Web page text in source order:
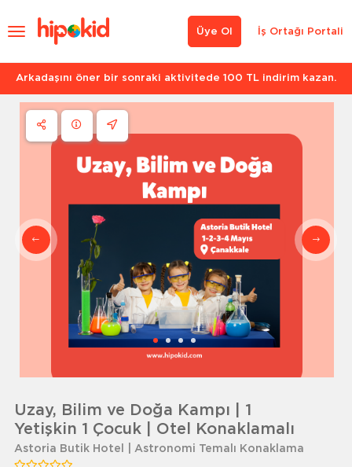
İş Ortağı Portali
Üye Ol
Arkadaşını öner bir sonraki aktivitede 100 TL indirim kazan.
Uzay, Bilim ve Doğa Kampı | 1
Yetişkin 1 Çocuk | Otel Konaklamalı
Astoria Butik Hotel | Astronomi Temalı Konaklama